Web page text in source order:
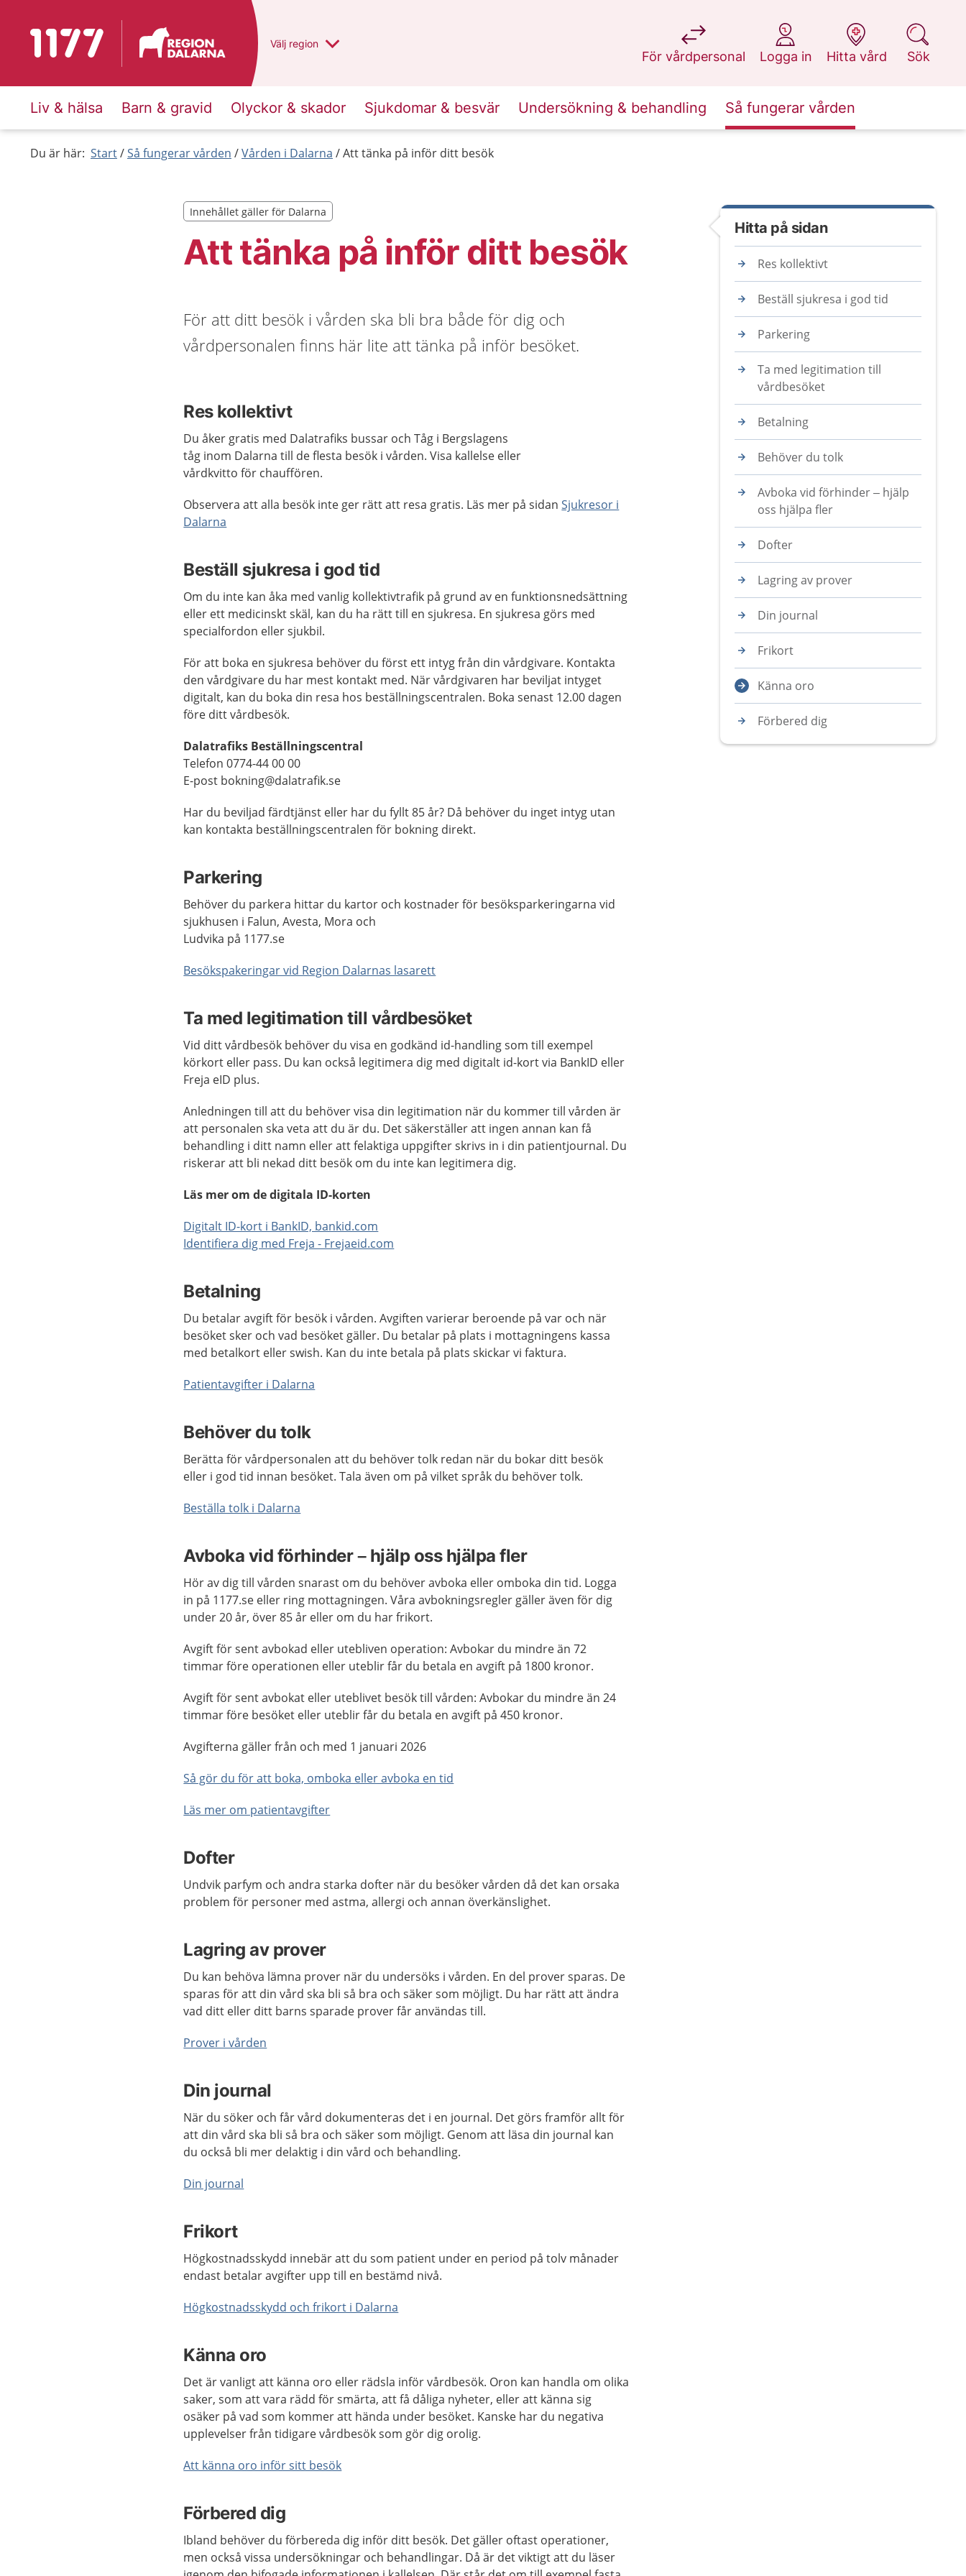
Till startsidan för 1177 Du har valt region
Välj en annan
region
För vårdpersonal
på 1177.se
Logga in
på 1177.se
Hitta vård
på 1177.se
Sök
på 1177.se
Liv & hälsa Barn & gravid Olyckor & skador Sjukdomar & besvär Undersökning & behandling Så fungerar vården
Du är här: Start Så fungerar vården Vården i Dalarna Att tänka på inför ditt besök
Att tänka på inför ditt besök
Innehållet gäller för Dalarna
Innehållet gäller för Dalarna
För att ditt besök i vården ska bli bra både för dig och
vårdpersonalen finns här lite att tänka på inför besöket.
Res kollektivt
Du åker gratis med Dalatrafiks bussar och Tåg i Bergslagens
tåg inom Dalarna till de flesta besök i vården. Visa kallelse eller
vårdkvitto för chauffören.
Observera att alla besök inte ger rätt att resa gratis. Läs mer på sidanSjukresor i
Dalarna
Beställ sjukresa i god tid
Om du inte kan åka med vanlig kollektivtrafik på grund av en funktionsnedsättning
eller ett medicinskt skäl, kan du ha rätt till en sjukresa. En sjukresa görs med
specialfordon eller sjukbil.
För att boka en sjukresa behöver du först ett intyg från din vårdgivare. Kontakta
den vårdgivare du har mest kontakt med. När vårdgivaren har beviljat intyget
digitalt, kan du boka din resa hos beställningscentralen. Boka senast 12.00 dagen
före ditt vårdbesök.
Dalatrafiks Beställningscentral
Telefon 0774-44 00 00
E-post bokning@dalatrafik.se
Har du beviljad färdtjänst eller har du fyllt 85 år? Då behöver du inget intyg utan
kan kontakta beställningscentralen för bokning direkt.
Parkering
Behöver du parkera hittar du kartor och kostnader för besöksparkeringarna vid
sjukhusen i Falun, Avesta, Mora och
Ludvika på 1177.se
Besökspakeringar vid Region Dalarnas lasarett
Ta med legitimation till vårdbesöket
Vid ditt vårdbesök behöver du visa en godkänd id-handling som till exempel
körkort eller pass. Du kan också legitimera dig med digitalt id-kort via BankID eller
Freja eID plus.
Anledningen till att du behöver visa din legitimation när du kommer till vården är
att personalen ska veta att du är du. Det säkerställer att ingen annan kan få
behandling i ditt namn eller att felaktiga uppgifter skrivs in i din patientjournal. Du
riskerar att bli nekad ditt besök om du inte kan legitimera dig.
Läs mer om de digitala ID-korten
Digitalt ID-kort i BankID, bankid.com
Identifiera dig med Freja - Frejaeid.com
Betalning
Du betalar avgift för besök i vården. Avgiften varierar beroende på var och när
besöket sker och vad besöket gäller. Du betalar på plats i mottagningens kassa
med betalkort eller swish. Kan du inte betala på plats skickar vi faktura.
Patientavgifter i Dalarna
Behöver du tolk
Berätta för vårdpersonalen att du behöver tolk redan när du bokar ditt besök
eller i god tid innan besöket. Tala även om på vilket språk du behöver tolk.
Beställa tolk i Dalarna
Avboka vid förhinder – hjälp oss hjälpa fler
Hör av dig till vården snarast om du behöver avboka eller omboka din tid. Logga
in på 1177.se eller ring mottagningen. Våra avbokningsregler gäller även för dig
under 20 år, över 85 år eller om du har frikort.
Avgift för sent avbokad eller utebliven operation: Avbokar du mindre än 72
timmar före operationen eller uteblir får du betala en avgift på 1800 kronor.
Avgift för sent avbokat eller uteblivet besök till vården: Avbokar du mindre än 24
timmar före besöket eller uteblir får du betala en avgift på 450 kronor.
Avgifterna gäller från och med 1 januari 2026
Så gör du för att boka, omboka eller avboka en tid
Läs mer om patientavgifter
Dofter
Undvik parfym och andra starka dofter när du besöker vården då det kan orsaka
problem för personer med astma, allergi och annan överkänslighet.
Lagring av prover
Du kan behöva lämna prover när du undersöks i vården. En del prover sparas. De
sparas för att din vård ska bli så bra och säker som möjligt. Du har rätt att ändra
vad ditt eller ditt barns sparade prover får användas till.
Prover i vården
Din journal
När du söker och får vård dokumenteras det i en journal. Det görs framför allt för
att din vård ska bli så bra och säker som möjligt. Genom att läsa din journal kan
du också bli mer delaktig i din vård och behandling.
Din journal
Frikort
Högkostnadsskydd innebär att du som patient under en period på tolv månader
endast betalar avgifter upp till en bestämd nivå.
Högkostnadsskydd och frikort i Dalarna
Känna oro
Det är vanligt att känna oro eller rädsla inför vårdbesök. Oron kan handla om olika
saker, som att vara rädd för smärta, att få dåliga nyheter, eller att känna sig
osäker på vad som kommer att hända under besöket. Kanske har du negativa
upplevelser från tidigare vårdbesök som gör dig orolig.
Att känna oro inför sitt besök
Förbered dig
Ibland behöver du förbereda dig inför ditt besök. Det gäller oftast operationer,
men också vissa undersökningar och behandlingar. Då är det viktigt att du läser
Hitta på sidan
Res kollektivt
Beställ sjukresa i god tid
Parkering
Ta med legitimation till
vårdbesöket
Betalning
Behöver du tolk
Avboka vid förhinder – hjälp
oss hjälpa fler
Dofter
Lagring av prover
Din journal
Frikort
Känna oro
Förbered dig